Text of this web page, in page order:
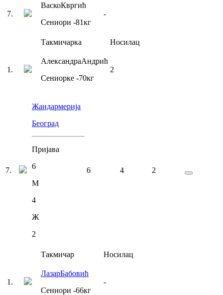
7.
ВаскоКвргић
Сениори -81кг
-
Такмичарка Носилац
1 .
АлександраАндрић
Сениорке -70кг
2
7.
Жандармерија
Београд
Пријава
6
М
4
Ж
2
6 4 2
Такмичар Носилац
1 .
ЛазарБабовић
Сениори -66кг
-